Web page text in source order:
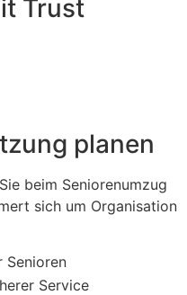
Trust
planen
beim Senioren­umzug
sich um Organisation
Senioren
Service